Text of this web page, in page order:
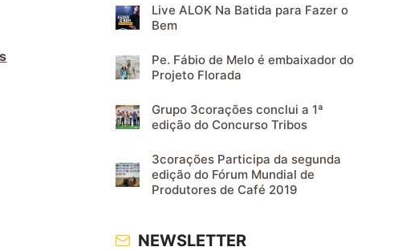
Live ALOK Na Batida para Fazer o
Bem
Pe. Fábio de Melo é embaixador do
Projeto Florada
Grupo 3corações conclui a 1ª
edição do Concurso Tribos
3corações Participa da segunda
edição do Fórum Mundial de
Produtores de Café 2019
NEWSLETTER